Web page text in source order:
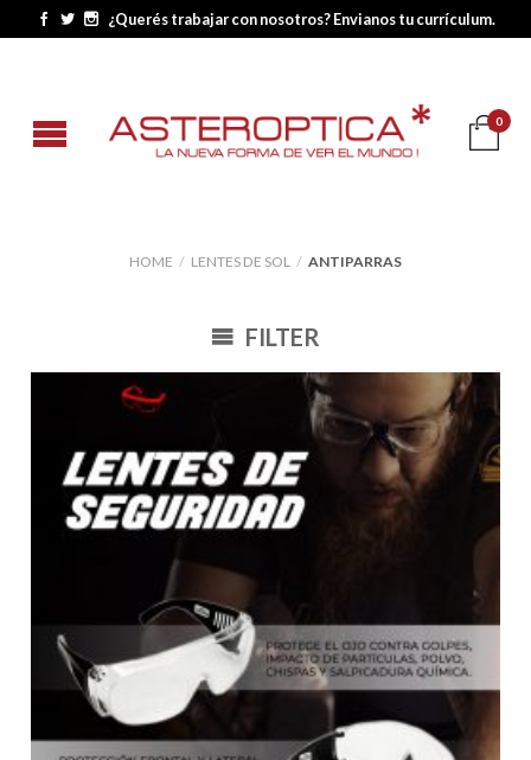
¿Querés trabajar con nosotros? Envianos tu currículum.
0
HOME / LENTES DE SOL / ANTIPARRAS
FILTER